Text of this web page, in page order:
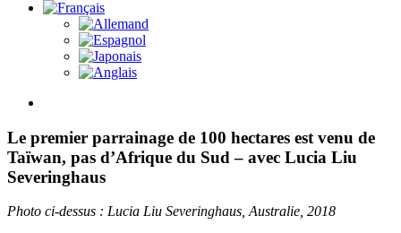
Image
Le premier parrainage de 100 hectares est venu de
Taïwan, pas d’Afrique du Sud – avec Lucia Liu
Severinghaus
Photo ci-dessus : Lucia Liu Severinghaus, Australie, 2018